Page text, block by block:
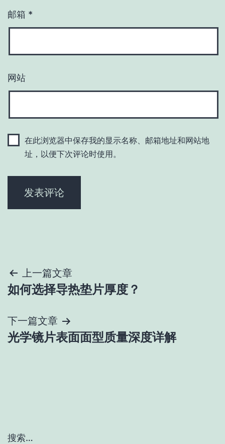
邮箱 *
网站
在此浏览器中保存我的显示名称、邮箱地址和网站地
址，以便下次评论时使用。
文
章
导
航
上一篇文章
如何选择导热垫片厚度？
下一篇文章
光学镜片表面面型质量深度详解
搜索…